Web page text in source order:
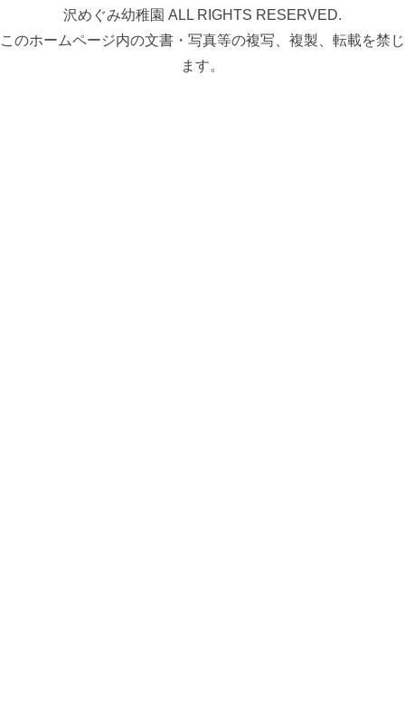
沢めぐみ幼稚園 ALL RIGHTS RESERVED.
このホームページ内の文書・写真等の複写、複製、転載を禁じ
ます。